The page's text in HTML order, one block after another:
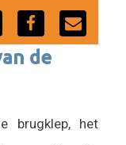
de
brugklep, het